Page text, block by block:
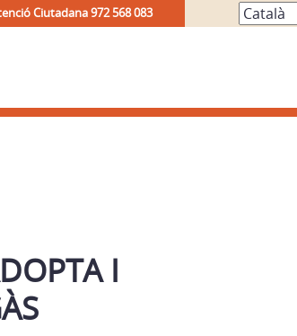
Ciutadana 972 568 083
I